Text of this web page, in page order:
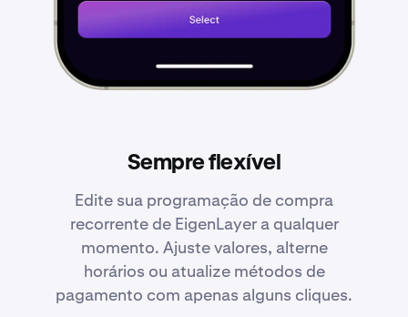
Sempre flexível
Edite sua programação de compra
recorrente de EigenLayer a qualquer
momento. Ajuste valores, alterne
horários ou atualize métodos de
pagamento com apenas alguns cliques.